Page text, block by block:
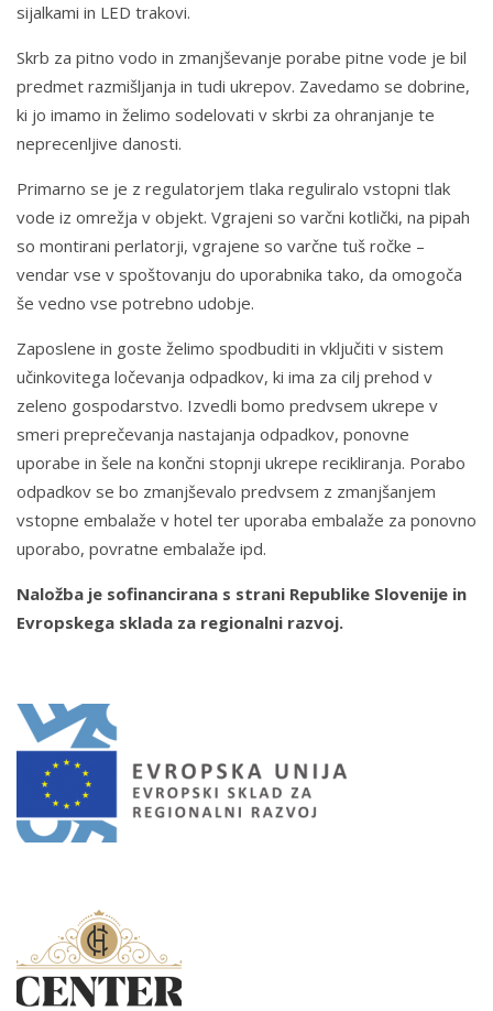
Kolodvorska cesta 1
+386 68 632 456
booking@hotel-center.eu
sijalkami in LED trakovi.
Skrb za pitno vodo in zmanjševanje porabe pitne vode je bil
predmet razmišljanja in tudi ukrepov. Zavedamo se dobrine,
ki jo imamo in želimo sodelovati v skrbi za ohranjanje te
neprecenljive danosti.
Primarno se je z regulatorjem tlaka reguliralo vstopni tlak
vode iz omrežja v objekt. Vgrajeni so varčni kotlički, na pipah
so montirani perlatorji, vgrajene so varčne tuš ročke –
vendar vse v spoštovanju do uporabnika tako, da omogoča
še vedno vse potrebno udobje.
Zaposlene in goste želimo spodbuditi in vključiti v sistem
učinkovitega ločevanja odpadkov, ki ima za cilj prehod v
zeleno gospodarstvo. Izvedli bomo predvsem ukrepe v
smeri preprečevanja nastajanja odpadkov, ponovne
uporabe in šele na končni stopnji ukrepe recikliranja. Porabo
odpadkov se bo zmanjševalo predvsem z zmanjšanjem
vstopne embalaže v hotel ter uporaba embalaže za ponovno
uporabo, povratne embalaže ipd.
Naložba je sofinancirana s strani Republike Slovenije in
Evropskega sklada za regionalni razvoj.